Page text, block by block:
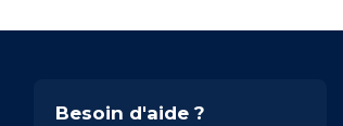
Besoin d'aide ?